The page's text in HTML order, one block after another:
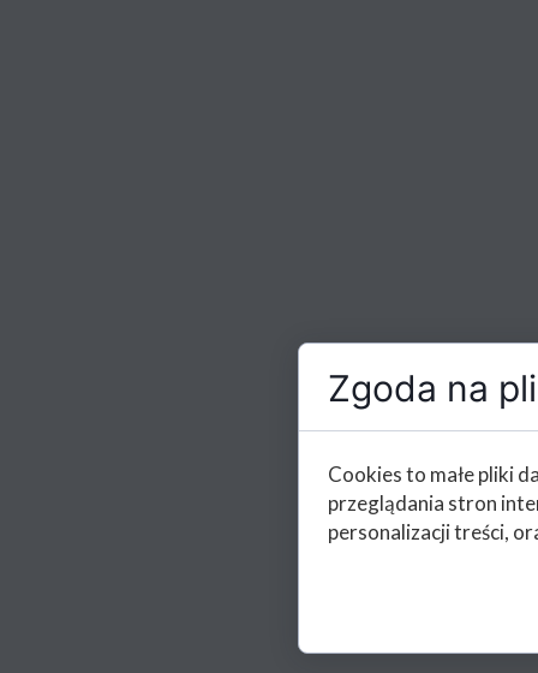
Zgoda na
Cookies to małe pliki
przeglądania stron
personalizacji treści,